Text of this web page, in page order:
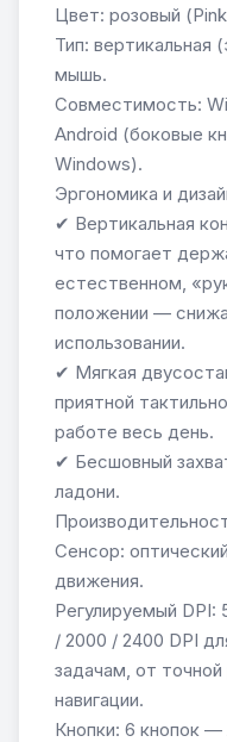
Цвет: розовый
Тип: вертикальная
мышь.
Совместимость:
Android (боковые
Windows).
Эргономика и
✔ Вертикальная
что помогает
естественном,
положении —
использовании.
✔ Мягкая
приятной
работе весь день.
✔ Бесшовный
ладони.
Сенсор:
движения.
Регулируемый DPI:
/ 2000 / 2400 DPI
задачам, от
навигации.
Кнопки: 6 кнопок —